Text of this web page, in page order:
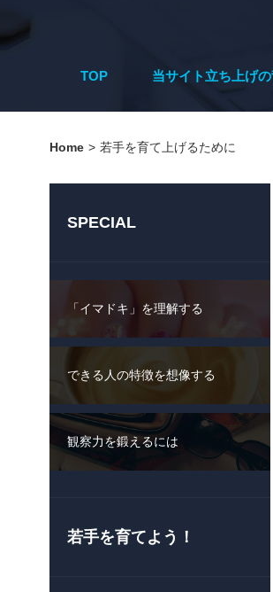
TOP 当サイト立ち上げ
Home > 若手を育て上げるために
SPECIAL
「イマドキ」を理解する
できる人の特徴を想像する
観察力を鍛えるには
若手を育てよう！